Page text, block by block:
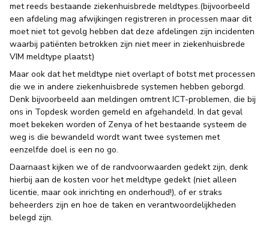
met reeds bestaande ziekenhuisbrede meldtypes.(bijvoorbeeld
een afdeling mag afwijkingen registreren in processen maar dit
moet niet tot gevolg hebben dat deze afdelingen zijn incidenten
waarbij patiënten betrokken zijn niet meer in ziekenhuisbrede
VIM meldtype plaatst)
Maar ook dat het meldtype niet overlapt of botst met processen
die we in andere ziekenhuisbrede systemen hebben geborgd.
Denk bijvoorbeeld aan meldingen omtrent ICT-problemen, die bij
ons in Topdesk worden gemeld en afgehandeld. In dat geval
moet bekeken worden of Zenya of het bestaande systeem de
weg is die bewandeld wordt want twee systemen met
eenzelfde doel is een no go.
Daarnaast kijken we of de randvoorwaarden gedekt zijn, denk
hierbij aan de kosten voor het meldtype gedekt (niet alleen
licentie, maar ook inrichting en onderhoud!), of er straks
beheerders zijn en hoe de taken en verantwoordelijkheden
belegd zijn.